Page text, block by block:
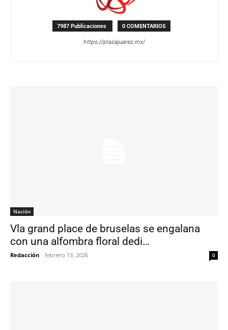
7987 Publicaciones 0 COMENTARIOS
https://plazajuarez.mx/
Nación
Vla grand place de bruselas se engalana
con una alfombra floral dedi…
Redacción - febrero 13, 2026 0